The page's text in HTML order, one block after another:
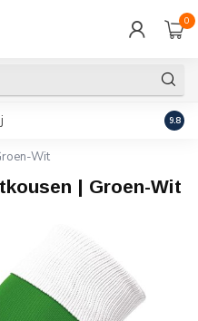
0
9.8
Wit
| Groen-Wit